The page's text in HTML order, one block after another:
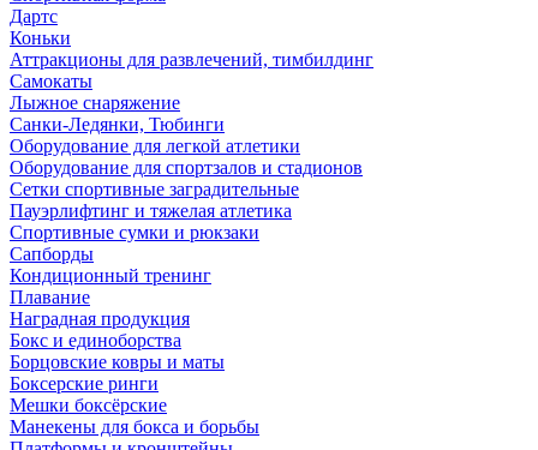
Дартс
Коньки
Аттракционы для развлечений, тимбилдинг
Самокаты
Лыжное снаряжение
Санки-Ледянки, Тюбинги
Оборудование для легкой атлетики
Оборудование для спортзалов и стадионов
Сетки спортивные заградительные
Пауэрлифтинг и тяжелая атлетика
Спортивные сумки и рюкзаки
Сапборды
Кондиционный тренинг
Плавание
Наградная продукция
Бокс и единоборства
Борцовские ковры и маты
Боксерские ринги
Мешки боксёрские
Манекены для бокса и борьбы